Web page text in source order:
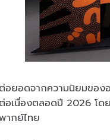
ต่อยอดจากความนิยมของ
ต่อเนื่องตลอดปี 2026 โดย
ากย์ไทย